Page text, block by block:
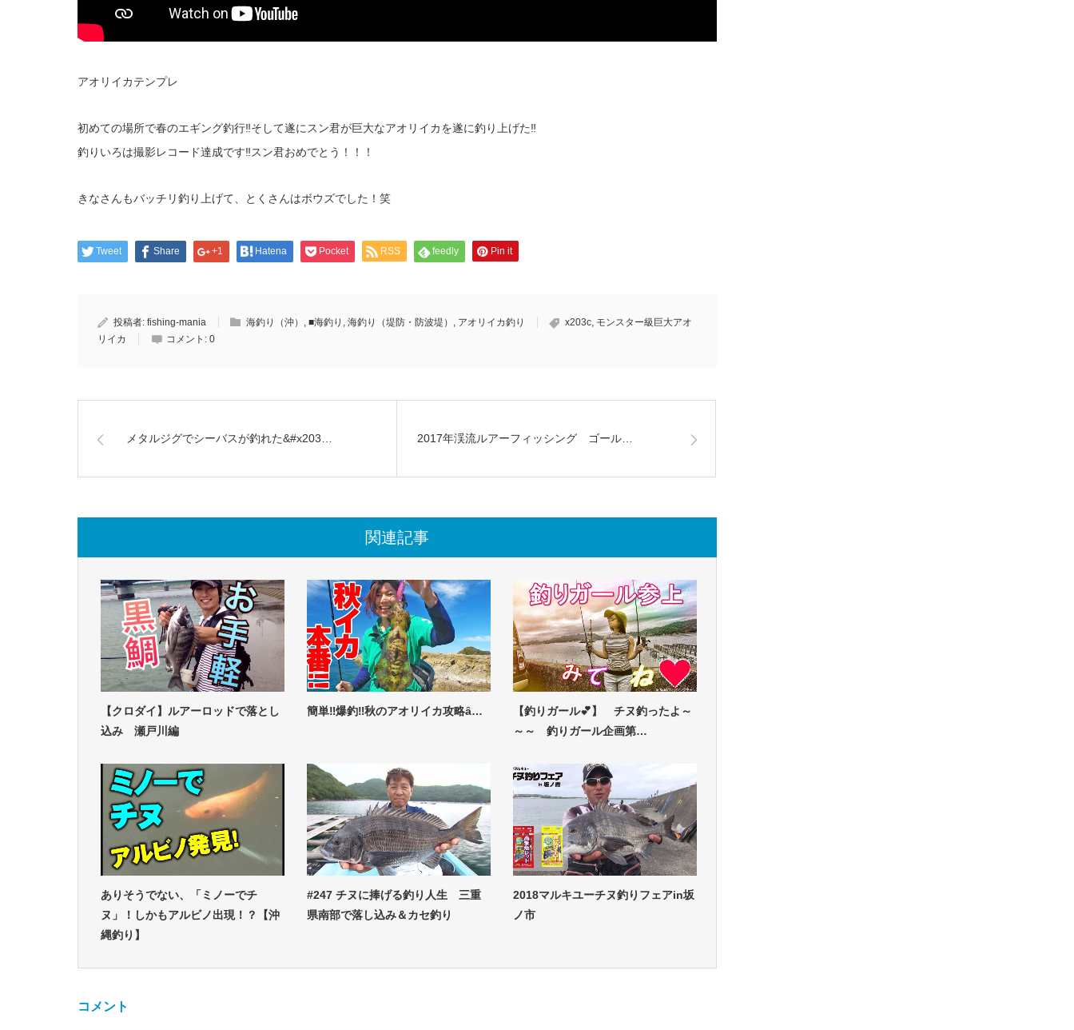
アオリイカテンプレ
初めての場所で春のエギング釣行‼そして遂にスン君が巨大なアオリイカを遂に釣り上げた‼
釣りいろは撮影レコード達成です‼スン君おめでとう！！！
きなさんもバッチリ釣り上げて、とくさんはボウズでした！笑
Tweet Share +1 Hatena Pocket RSS feedly Pin it
投稿者: fishing-mania 海釣り（沖） , ■海釣り , 海釣り（堤防・防波堤） , アオリイカ釣り x203c, モンスター級巨大アオ
リイカ
コメント: 0
メタルジグでシーバスが釣れた&#x203… 2017年渓流ルアーフィッシング ゴール…
関連記事
【クロダイ】ルアーロッドで落とし
込み 瀬戸川編
簡単‼爆釣‼秋のアオリイカ攻略ȃ…
【釣りガール💕】 チヌ釣ったよ～
～～ 釣りガール企画第…
ありそうでない、「ミノーでチ
ヌ」！しかもアルビノ出現！？【沖
縄釣り】
#247 チヌに捧げる釣り人生 三重
県南部で落し込み＆カセ釣り
2018マルキユーチヌ釣りフェアin坂
ノ市
コメント